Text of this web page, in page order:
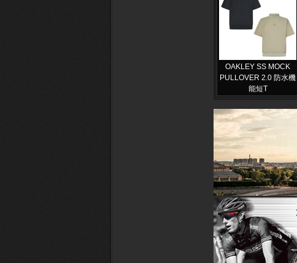
OAKLEY SS MOCK
PULLOVER 2.0 防水機
能短T